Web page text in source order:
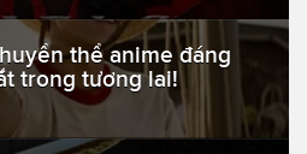
thể anime đáng
trong tương lai!